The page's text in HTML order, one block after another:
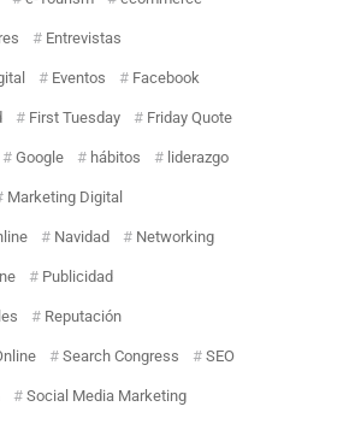
Entrevistas
Eventos Facebook
First Tuesday Friday Quote
Google hábitos liderazgo
Marketing Digital
Navidad Networking
Publicidad
Reputación
Search Congress SEO
Social Media Marketing